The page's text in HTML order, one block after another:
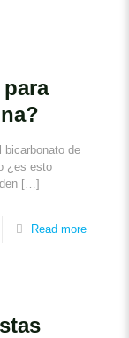
bicarbonato de
¿es esto
[…]
Read more